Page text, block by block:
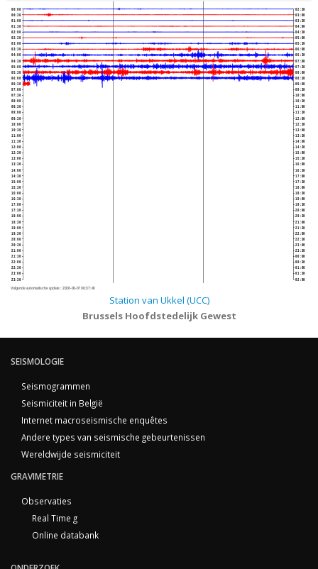
00:00
00:30
01:00
01:30
02:00
02:30
03:00
03:30
04:00
04:30
05:00
05:30
06:00
06:30
07:00
07:30
08:00
08:30
09:00
09:30
10:00
10:30
11:00
11:30
12:00
12:30
13:00
13:30
14:00
14:30
15:00
15:30
16:00
16:30
17:00
17:30
18:00
18:30
19:00
19:30
20:00
20:30
21:00
21:30
22:00
22:30
23:00
23:30
02:30
03:00
03:30
04:00
04:30
05:00
05:30
06:00
06:30
07:00
07:30
08:00
08:30
09:00
09:30
10:00
10:30
11:00
11:30
12:00
12:30
13:00
13:30
14:00
14:30
15:00
15:30
16:00
16:30
17:00
17:30
18:00
18:30
19:00
19:30
20:00
20:30
21:00
21:30
22:00
22:30
23:00
23:30
00:00
00:30
01:00
01:30
02:00
Volgende automatische update : 2026-08-07 06:37:40
Station van Ukkel (UCC)
Brussels Hoofdstedelijk Gewest
SEISMOLOGIE
Seismogrammen
Seismiciteit in België
Internet macroseismische enquêtes
Andere types van seismische gebeurtenissen
Wereldwijde seismiciteit
GRAVIMETRIE
Observaties
Real Time g
Online databank